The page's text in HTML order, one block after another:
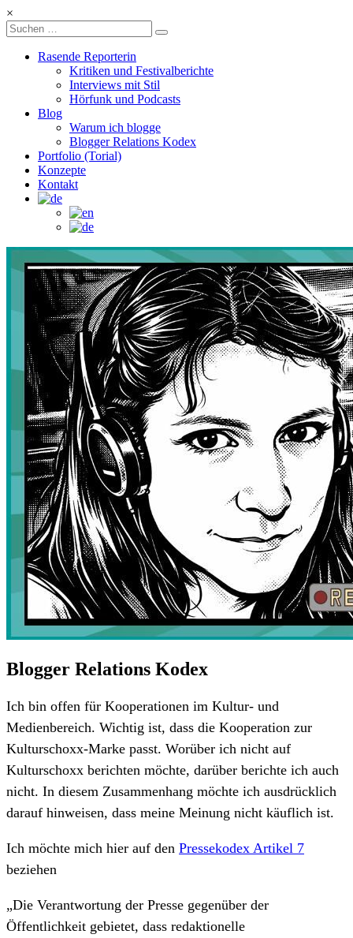
Zum
Inhalt
springen
Kulturschoxx
Let's
×
Rasende Reporterin
Kritiken und Festivalberichte
Interviews mit Stil
Hörfunk und Podcasts
Blog
Warum ich blogge
Blogger Relations Kodex
Portfolio (Torial)
Konzepte
Kontakt
Blogger Relations Kodex
Ich bin offen für Kooperationen im Kultur- und
Medienbereich. Wichtig ist, dass die Kooperation zur
Kulturschoxx-Marke passt. Worüber ich nicht auf
Kulturschoxx berichten möchte, darüber berichte ich auch
nicht. In diesem Zusammenhang möchte ich ausdrücklich
darauf hinweisen, dass meine Meinung nicht käuflich ist.
Ich möchte mich hier auf den Pressekodex Artikel 7
beziehen
„Die Verantwortung der Presse gegenüber der
Öffentlichkeit gebietet, dass redaktionelle